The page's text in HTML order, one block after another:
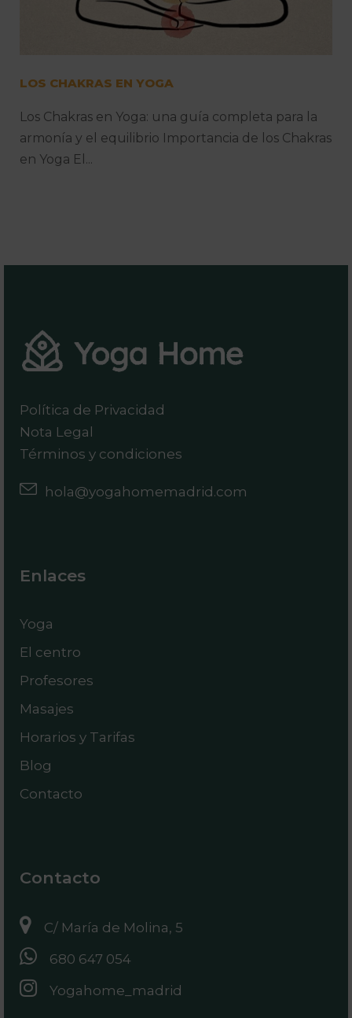
LOS CHAKRAS EN YOGA
Los Chakras en Yoga: una guía completa para la
armonía y el equilibrio Importancia de los Chakras
en Yoga El...
Política de Privacidad
Nota Legal
Términos y condiciones
hola@yogahomemadrid.com
Enlaces
Yoga
El centro
Profesores
Masajes
Horarios y Tarifas
Blog
Contacto
Contacto
C/ María de Molina, 5
680 647 054
Yogahome_madrid